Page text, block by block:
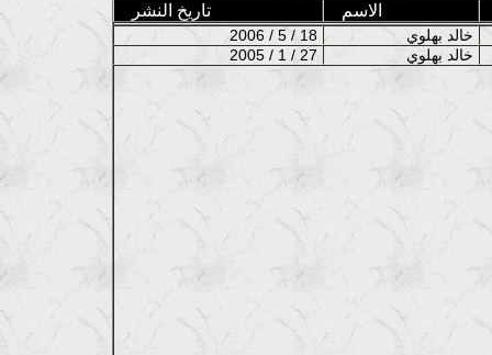
تاريخ النشر الاسم
2006 / 5 / 18
2005 / 1 / 27